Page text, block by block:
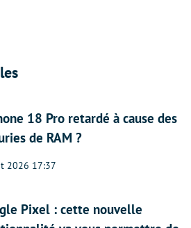
18 Pro retardé à cause des
de RAM ?
2026 17:37
Pixel : cette nouvelle